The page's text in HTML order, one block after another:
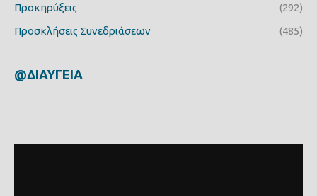
Προκηρύξεις
(292)
Προσκλήσεις Συνεδριάσεων
(485)
@ΔΙΑΥΓΕΙΑ